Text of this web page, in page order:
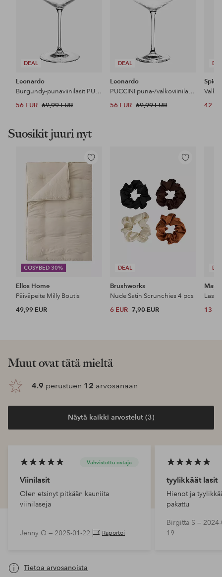
DEAL
Leonardo
Burgundy-punaviinilasit PUCCINI, 6/pakk.
56 EUR 69,99 EUR
DEAL
Leonardo
PUCCINI puna-/valkoviinilasit, 6/pakk.
56 EUR 69,99 EUR 42
Suosikit juuri nyt
COSYBED 30%
Lisää
Ellos Home
Päiväpeite Milly Boutis
49,99 EUR
DEAL
Lisää
Brushworks
Nude Satin Scrunchies 4 pcs
6 EUR 7,90 EUR 13
Muut ovat tätä mieltä
4.9 perustuen 12 arvosanaan
Näytä kaikki arvostelut (3)
Vahvistettu ostaja
Viinilasit
Olen etsinyt pitkään kauniita
viinilaseja
Jenny O — 2025-01-22 Raportoi
tyylikkäät lasit
Hienot ja
pakattu
Birgitta S —
19
Tietoa arvosanoista